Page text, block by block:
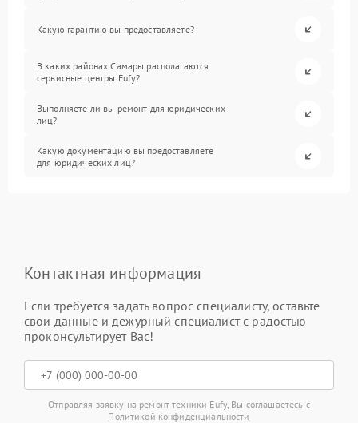
Какую гарантию вы предоставляете?
В каких районах Самары располагаются
сервисные центры Eufy?
Выполняете ли вы ремонт для юридических
лиц?
Какую документацию вы предоставляете
для юридических лиц?
Контактная информация
Если требуется задать вопрос специалисту, оставьте
свои данные и дежурный специалист с радостью
проконсультирует Вас!
Отправляя заявку на ремонт техники Eufy, Вы соглашаетесь с
Политикой конфиденциальности